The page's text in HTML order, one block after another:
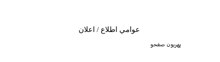
پهريون صفحو
عوامي اطلاع / اعلان